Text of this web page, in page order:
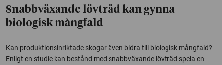
Snabbväxande lövträd kan gynna
biologisk mångfald
Kan produktionsinriktade skogar även bidra till biologisk mångfald?
Enligt en studie kan bestånd med snabbväxande lövträd spela en